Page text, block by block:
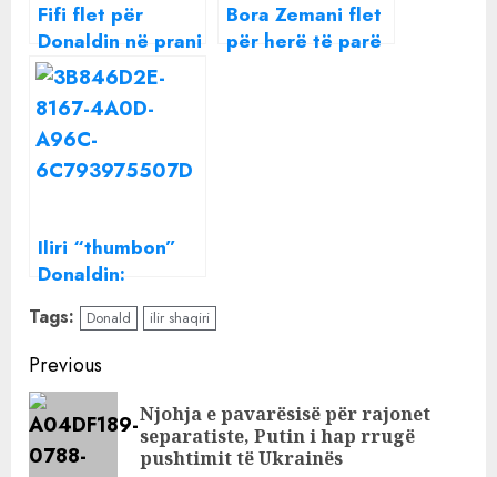
Fifi flet për
Donaldin në prani
të Trixës, reagimi
i këngëtares
s’duhet humbur:
Hera e parë dhe
e fundit…
Bora Zemani flet
për herë të parë
Iliri “thumbon”
Donaldin:
Shpresoj që një
ditë të bëhet
dikushi
Tags: Donald ilir shaqiri
Continue
Reading
Previous
Njohja e pavarësisë për rajonet
separatiste, Putin i hap rrugë
pushtimit të Ukrainës